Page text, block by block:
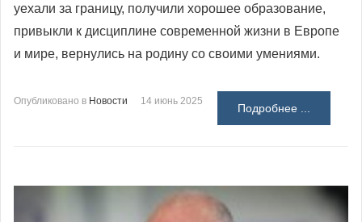
уехали за границу, получили хорошее образование,
привыкли к дисциплине современной жизни в Европе
и мире, вернулись на родину со своими умениями.
Опубликовано в Новости 14 июнь 2025
Подробнее ...